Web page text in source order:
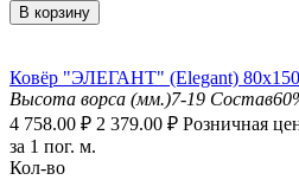
В корзину
Ковёр "ЭЛЕГАНТ" (Elegant) 80х150
Высота ворса (мм.)7-19 Состав
4 758.00 ₽ 2 379.00 ₽ Розничная
за 1 пог. м.
Кол-во